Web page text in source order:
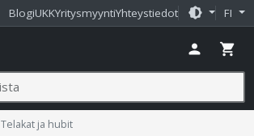
BlogiUKKYritysmyyntiYhteystiedot brightness_medium FI
person shopping_cart
Telakat ja hubit